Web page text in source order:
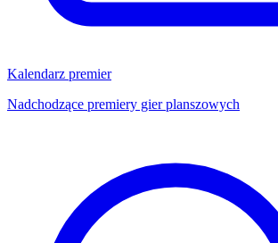
Kalendarz premier
Nadchodzące premiery gier planszowych